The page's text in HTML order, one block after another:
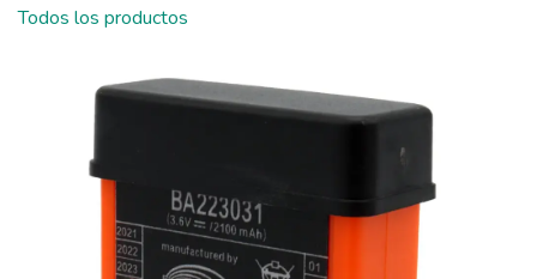
Todos los productos